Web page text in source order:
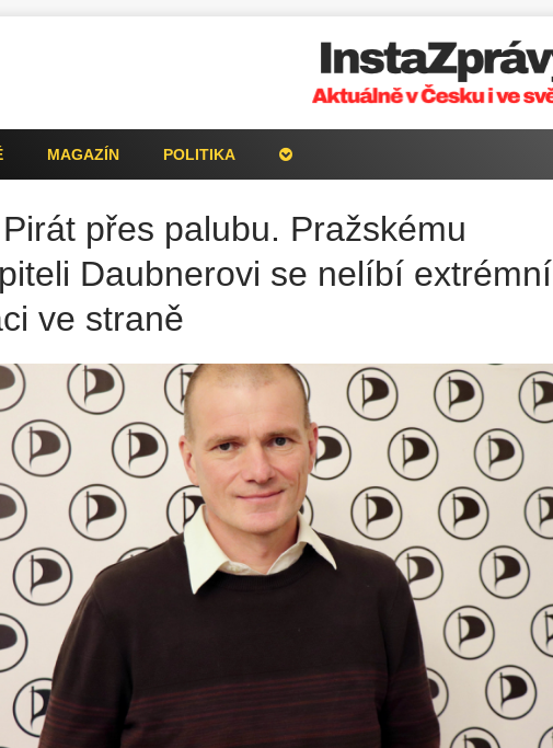
MAGAZÍN POLITIKA
přes palubu. Pražskému
Daubnerovi se nelíbí extrémní
ve straně